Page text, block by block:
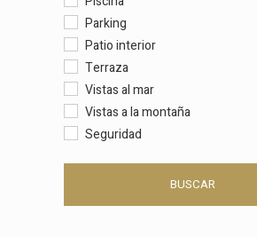
Parking
Patio interior
Terraza
Vistas al mar
Vistas a la montaña
Seguridad
BUSCAR